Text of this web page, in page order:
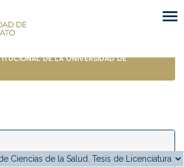
de la Universidad de